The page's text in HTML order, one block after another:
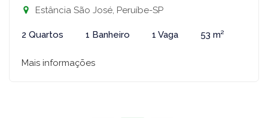
Estância São José, Peruíbe-SP
2 Quartos 1 Banheiro 1 Vaga 53 m²
Mais informações